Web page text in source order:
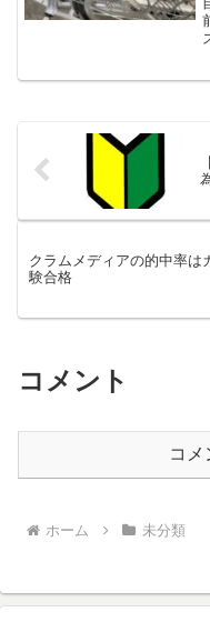
クラムメディアの的中率は
験合格
コメント
コメ
ホーム 未分類